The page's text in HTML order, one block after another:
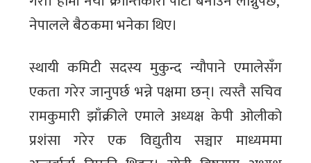
नेपालले बैठकमा भनेका थिए।
स्थायी कमिटी सदस्य मुकुन्द न्यौपाने एमालेसँग
एकता गरेर जानुपर्छ भन्ने पक्षमा छन्। त्यस्तै सचिव
रामकुमारी झाँक्रीले एमाले अध्यक्ष केपी ओलीको
प्रशंसा गरेर एक विद्युतीय सञ्चार माध्यममा